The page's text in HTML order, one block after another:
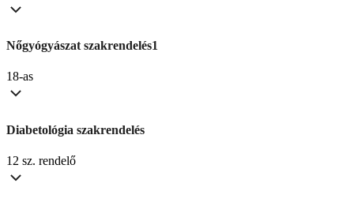
Nőgyógyászat szakrendelés1
18-as
Diabetológia szakrendelés
12 sz. rendelő